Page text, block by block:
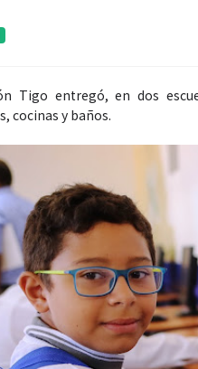
Tigo entregó, en dos
cocinas y baños.